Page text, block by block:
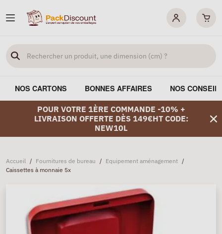
NOS CARTONS BONNES AFFAIRES NOS
POUR VOTRE 1ÈRE COMMANDE -10% +
LIVRAISON OFFERTE DÈS 149€HT CODE:
NEW10L
Accueil / Fournitures de bureau / Equipement aménagement /
Caissettes à monnaie 5x